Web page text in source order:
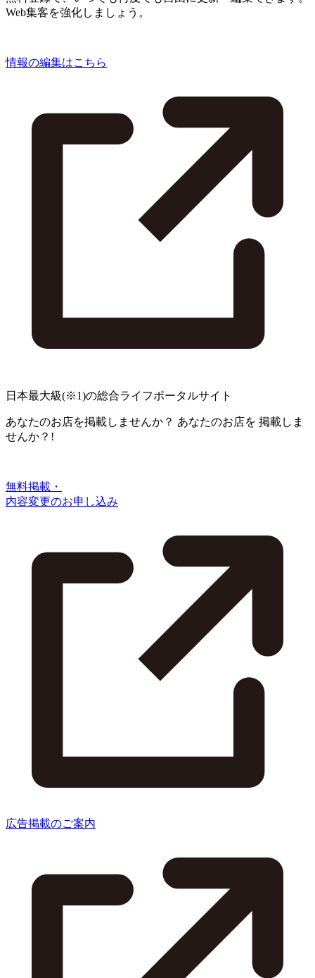
Web集客を強化しましょう。
情報の編集はこちら
日本最大級(※1)の総合ライフポータルサイト
あなたのお店を掲載しませんか？ あなたのお店を 掲載しま
せんか？!
無料掲載・
内容変更のお申し込み
広告掲載のご案内